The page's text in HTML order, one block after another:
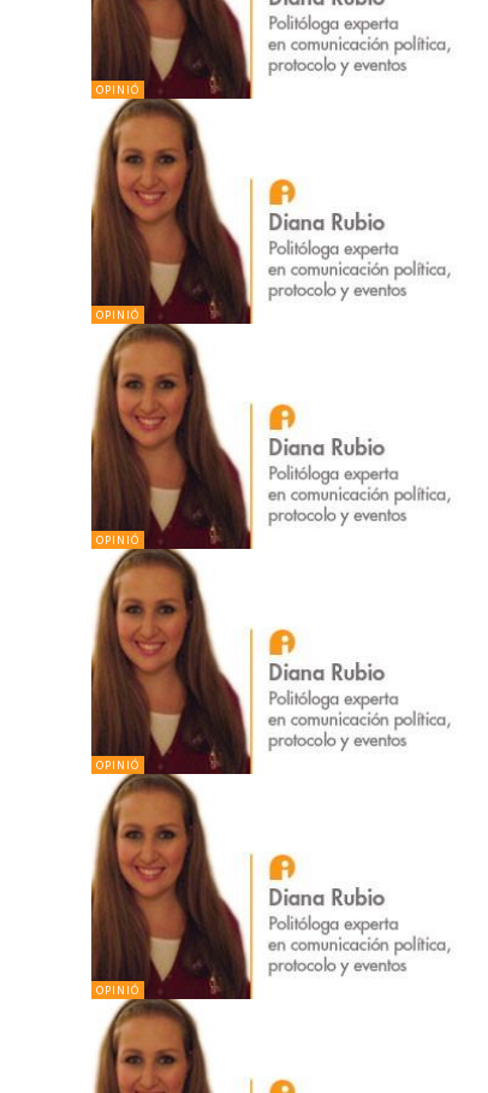
OPINIÓ
OPINIÓ
OPINIÓ
OPINIÓ
OPINIÓ